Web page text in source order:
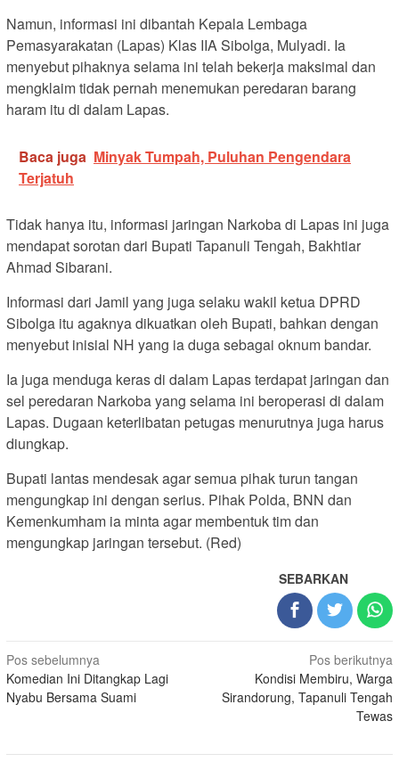
Namun, informasi ini dibantah Kepala Lembaga
Pemasyarakatan (Lapas) Klas IIA Sibolga, Mulyadi. Ia
menyebut pihaknya selama ini telah bekerja maksimal dan
mengklaim tidak pernah menemukan peredaran barang
haram itu di dalam Lapas.
Baca juga Minyak Tumpah, Puluhan Pengendara
Terjatuh
Tidak hanya itu, informasi jaringan Narkoba di Lapas ini juga
mendapat sorotan dari Bupati Tapanuli Tengah, Bakhtiar
Ahmad Sibarani.
Informasi dari Jamil yang juga selaku wakil ketua DPRD
Sibolga itu agaknya dikuatkan oleh Bupati, bahkan dengan
menyebut inisial NH yang ia duga sebagai oknum bandar.
Ia juga menduga keras di dalam Lapas terdapat jaringan dan
sel peredaran Narkoba yang selama ini beroperasi di dalam
Lapas. Dugaan keterlibatan petugas menurutnya juga harus
diungkap.
Bupati lantas mendesak agar semua pihak turun tangan
mengungkap ini dengan serius. Pihak Polda, BNN dan
Kemenkumham ia minta agar membentuk tim dan
mengungkap jaringan tersebut. (Red)
SEBARKAN
Navigasi
pos
Pos sebelumnya
Komedian Ini Ditangkap Lagi
Nyabu Bersama Suami
Pos berikutnya
Kondisi Membiru, Warga
Sirandorung, Tapanuli Tengah
Tewas